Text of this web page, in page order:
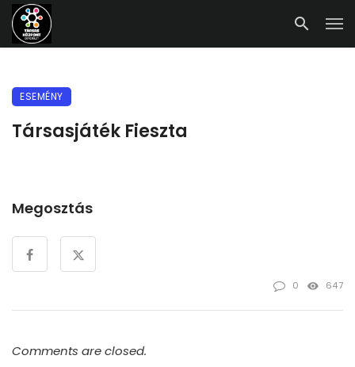
ESEMÉNY
Társasjáték Fieszta
Megosztás
0 647
Comments are closed.